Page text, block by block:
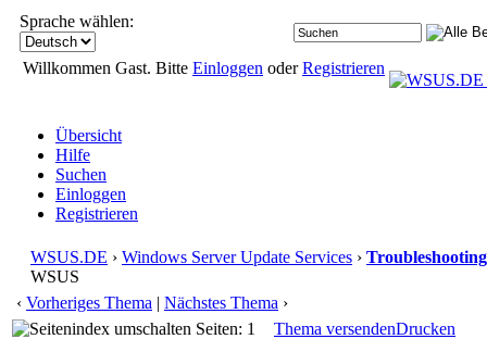
Sprache wählen:
Willkommen Gast. Bitte Einloggen oderRegistrieren
Übersicht
Hilfe
Suchen
Einloggen
Registrieren
WSUS.DE › Windows Server Update Services › Troubleshooting
WSUS
‹ Vorheriges Thema | Nächstes Thema ›
Seiten: 1
Thema versendenDrucken